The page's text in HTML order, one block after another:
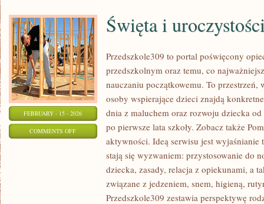
FEBRUARY - 15 - 2026
COMMENTS OFFON
UROCZYSTOŚCI
Święta i
Przedszkole309 to portal poświęcony
przedszkolnym oraz temu, co
nauczaniu początkowemu. To
osoby wspierające dzieci znajdą
dnia z maluchem oraz rozwoju dziecka
po pierwsze lata szkoły. Zobacz także
aktywności. Ideą serwisu jest
stają się wyzwaniem: przystosowanie do
dziecka, zasady, relacja z opiekunami, a
związane z jedzeniem, snem, higieną,
Przedszkole309 zestawia perspektywę